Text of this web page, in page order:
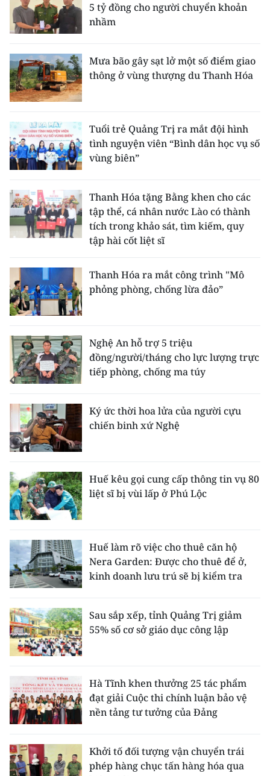
5 tỷ đồng cho người chuyển khoản
nhầm
Mưa bão gây sạt lở một số điểm giao
thông ở vùng thượng du Thanh Hóa
Tuổi trẻ Quảng Trị ra mắt đội hình
tình nguyện viên “Bình dân học vụ số
vùng biên”
Thanh Hóa tặng Bằng khen cho các
tập thể, cá nhân nước Lào có thành
tích trong khảo sát, tìm kiếm, quy
tập hài cốt liệt sĩ
Thanh Hóa ra mắt công trình "Mô
phỏng phòng, chống lừa đảo”
Nghệ An hỗ trợ 5 triệu
đồng/người/tháng cho lực lượng trực
tiếp phòng, chống ma túy
Ký ức thời hoa lửa của người cựu
chiến binh xứ Nghệ
Huế kêu gọi cung cấp thông tin vụ 80
liệt sĩ bị vùi lấp ở Phú Lộc
Huế làm rõ việc cho thuê căn hộ
Nera Garden: Được cho thuê để ở,
kinh doanh lưu trú sẽ bị kiểm tra
Sau sắp xếp, tỉnh Quảng Trị giảm
55% số cơ sở giáo dục công lập
Hà Tĩnh khen thưởng 25 tác phẩm
đạt giải Cuộc thi chính luận bảo vệ
nền tảng tư tưởng của Đảng
Khởi tố đối tượng vận chuyển trái
phép hàng chục tấn hàng hóa qua